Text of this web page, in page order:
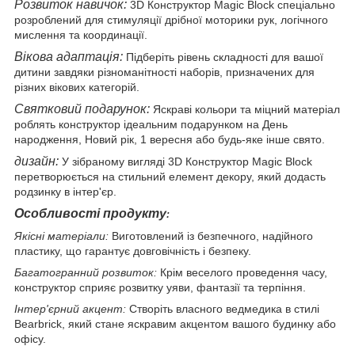
Розвиток навичок: 3D Конструктор Magic Block спеціально
розроблений для стимуляції дрібної моторики рук, логічного
мислення та координації.
Вікова адаптація: Підберіть рівень складності для вашої
дитини завдяки різноманітності наборів, призначених для
різних вікових категорій.
Святковий подарунок: Яскраві кольори та міцний матеріал
роблять конструктор ідеальним подарунком на День
народження, Новий рік, 1 вересня або будь-яке інше свято.
дизайн: У зібраному вигляді 3D Конструктор Magic Block
перетворюється на стильний елемент декору, який додасть
родзинку в інтер'єр.
Особливості продукту:
Якісні матеріали: Виготовлений із безпечного, надійного
пластику, що гарантує довговічність і безпеку.
Багатогранний розвиток: Крім веселого проведення часу,
конструктор сприяє розвитку уяви, фантазії та терпіння.
Інтер'єрний акцент: Створіть власного ведмедика в стилі
Bearbrick, який стане яскравим акцентом вашого будинку або
офісу.